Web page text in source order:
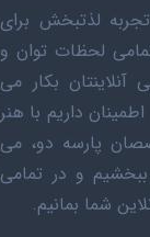
لذتبخش برای
و در تمامی لحظات توان و
بکار می
داریم با هنر
پارسه دو، می
و در تمامی
شما بمانیم.